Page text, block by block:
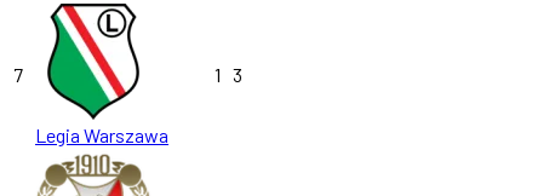
7
Legia Warszawa
1 3